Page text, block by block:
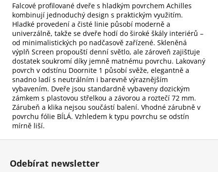
Falcové profilované dveře s hladkým povrchem Achilles
kombinují jednoduchý design s praktickým využitím.
Hladké provedení a čisté linie působí moderně a
univerzálně, takže se dveře hodí do široké škály interiérů –
od minimalistických po nadčasově zařízené. Skleněná
výplň Screen propouští denní světlo, ale zároveň zajišťuje
dostatek soukromí díky jemně matnému povrchu. Lakovaný
povrch v odstínu Doornite 1 působí svěže, elegantně a
snadno ladí s neutrálním i barevně výraznějším
vybavením. Dveře jsou standardně vybaveny dozickým
zámkem s plastovou střelkou a závorou a roztečí 72 mm.
Zárubeň a klika nejsou součástí balení. Vhodné zárubně v
povrchu fólie BÍLÁ. Vzhledem k typu povrchu se odstín
mírně liší.
Z
Odebírat newsletter